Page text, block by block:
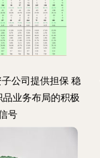
公司提供担保 稳
业务布局的积极
号